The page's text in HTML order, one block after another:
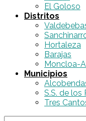
El Goloso
Distritos
Hortaleza
Barajas
Moncloa-
Municipios
S.S. de los
Tres